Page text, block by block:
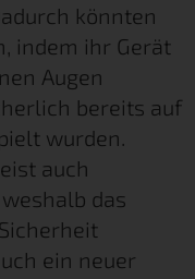
könnten
indem ihr Gerät
Augen
bereits auf
wurden.
auch
das
ein neuer